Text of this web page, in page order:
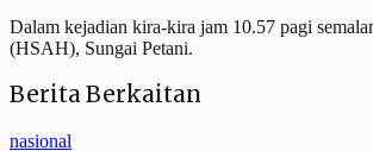
Dalam kejadian kira-kira jam 10.57 pagi
(HSAH), Sungai Petani.
Berita Berkaitan
nasional